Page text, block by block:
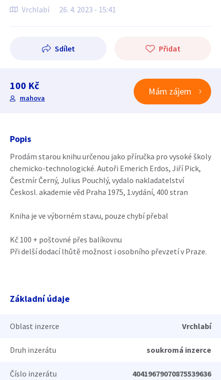
Vrchlabí 26. 4. 2023 - 15:41
Sdílet Přidat
100 Kč
mahova
Mám zájem
Popis
Prodám starou knihu určenou jako příručka pro vysoké školy
chemicko-technologické. Autoři Emerich Erdos, Jiří Pick,
Čestmír Černý, Julius Pouchlý, vydalo nakladatelství
Českosl. akademie věd Praha 1975, 1.vydání, 400 stran
Kniha je ve výborném stavu, pouze chybí přebal
Kč 100 + poštovné přes balíkovnu
Při delší dodací lhůtě možnost i osobního převzetí v Praze.
Základní údaje
Oblast inzerce Vrchlabí
Druh inzerátu soukromá inzerce
Číslo inzerátu 40419679070875539636